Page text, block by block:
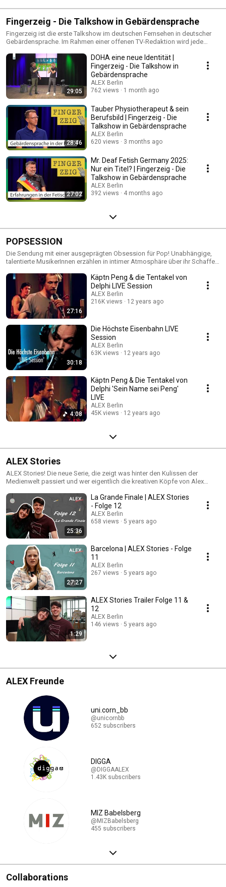
Fingerzeig - Die Talkshow in Gebärdensprache
Fingerzeig ist die erste Talkshow im deutschen Fernsehen in deutscher
Gebärdensprache. Im Rahmen einer offenen TV-Redaktion wird jede
und organisiert und dann einmal im Monat im TV-Studio von ALEX
aufgezeichnet.
29:05
DOHA eine neue Identität |
Fingerzeig - Die Talkshow in
Gebärdensprache
ALEX Berlin
762 views
1 month ago
28:46
Tauber Physiotherapeut & sein
Berufsbild | Fingerzeig - Die
Talkshow in Gebärdensprache
ALEX Berlin
620 views
3 months ago
27:02
Mr. Deaf Fetish Germany 2025:
Nur ein Titel? | Fingerzeig - Die
Talkshow in Gebärdensprache
ALEX Berlin
392 views
4 months ago
POPSESSION
Die Sendung mit einer ausgeprägten Obsession für Pop! Unabhängige,
talentierte MusikerInnen erzählen in intimer Atmosphäre über ihr Schaffen,
Natürlich geben sie in exklusiven Livesessions auch ihre neusten Songs
zum Besten.
27:16
Käptn Peng & die Tentakel von
Delphi LIVE Session
ALEX Berlin
216K views
12 years ago
30:18
Die Höchste Eisenbahn LIVE
Session
ALEX Berlin
63K views
12 years ago
4:08
Käptn Peng & Die Tentakel von
Delphi 'Sein Name sei Peng'
LIVE
ALEX Berlin
45K views
12 years ago
ALEX Stories
ALEX Stories! Die neue Serie, die zeigt was hinter den Kulissen der
Medienwelt passiert und wer eigentlich die kreativen Köpfe von Alex
halbwegs guter Humor und Drama, Drama, Drama! #ALEXstories
25:36
La Grande Finale | ALEX Stories
- Folge 12
ALEX Berlin
658 views
5 years ago
27:27
Barcelona | ALEX Stories - Folge
11
ALEX Berlin
267 views
5 years ago
1:29
ALEX Stories Trailer Folge 11 &
12
ALEX Berlin
146 views
5 years ago
ALEX Freunde
uni.corn_bb
@unicornbb
652 subscribers
DIGGA
@DIGGAALEX
1.43K subscribers
MIZ Babelsberg
@MIZBabelsberg
455 subscribers
Collaborations